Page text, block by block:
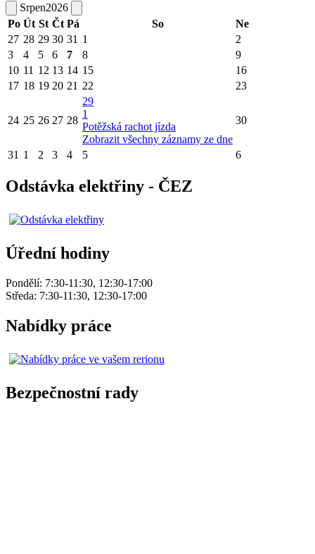
Srpen2026
Po Út St Čt Pá So
Ne
27 28 29 30 31 1
2
3
4 5 6 7 8
9
10 11 12 13 14 15
16
17 18 19 20 21 22 23
24 25 26 27 28
29
1
Potěžská rachot jízda
Zobrazit všechny záznamy ze dne
30
31 1 2 3 4 5 6
Odstávka elektřiny - ČEZ
Úřední hodiny
Pondělí: 7:30-11:30, 12:30-17:00
Středa: 7:30-11:30, 12:30-17:00
Nabídky práce
Bezpečnostní rady